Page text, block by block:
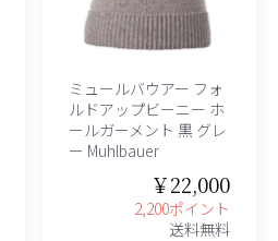
ミュールバウアー フォ
ルドアップビーニー ホ
ールガーメント 黒 グレ
ー Muhlbauer
￥22,000
2,200ポイント
送料無料